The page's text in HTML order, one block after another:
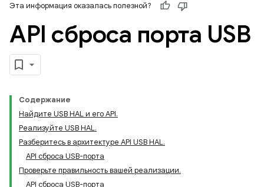
Эта информация оказалась полезной?
API сброса порта USB
Содержание
Найдите USB HAL и его API.
Реализуйте USB HAL.
Разберитесь в архитектуре API USB HAL.
API сброса USB-порта
Проверьте правильность вашей реализации.
API сброса USB-порта